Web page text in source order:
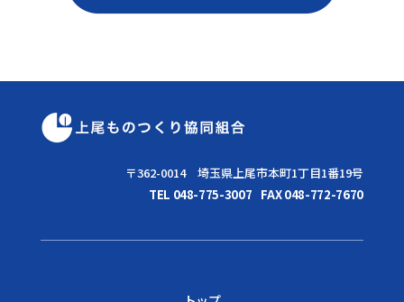
〒362-0014 埼玉県上尾市本町1丁目1番19号
TEL 048-775-3007 FAX 048-772-7670